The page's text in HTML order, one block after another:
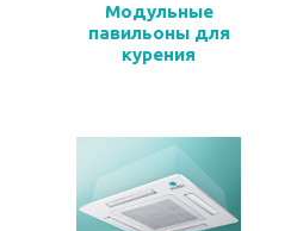
Модульные
павильоны для
курения